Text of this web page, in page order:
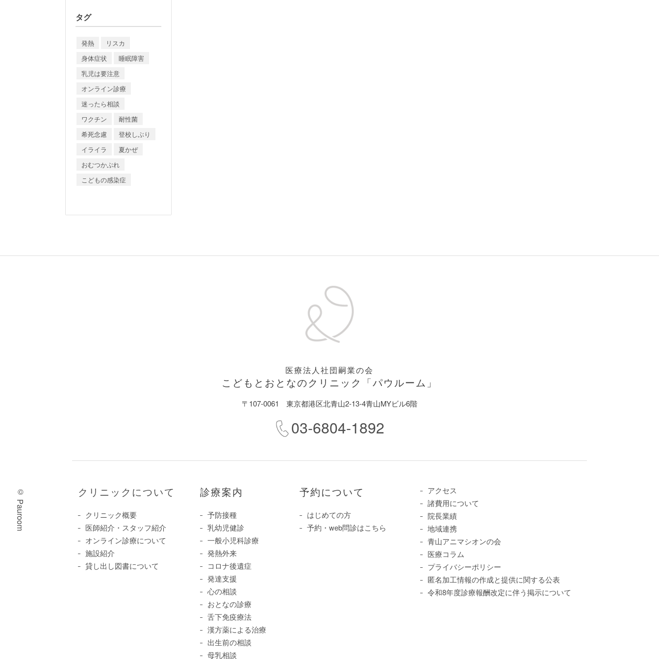
タグ
発熱
リスカ
身体症状
睡眠障害
乳児は要注意
オンライン診療
迷ったら相談
ワクチン
耐性菌
希死念慮
登校しぶり
イライラ
夏かぜ
おむつかぶれ
こどもの感染症
医療法人社団嗣業の会
こどもとおとなのクリニック 「パウルーム」
〒107-0061 東京都港区北青山2-13-4青山MYビル6階
03-6804-1892
© Pauroom クリニックについて
クリニック概要
医師紹介・スタッフ紹介
オンライン診療について
施設紹介
貸し出し図書について
診療案内
予防接種
乳幼児健診
一般小児科診療
発熱外来
コロナ後遺症
発達支援
心の相談
おとなの診療
舌下免疫療法
漢方薬による治療
出生前の相談
母乳相談
予約について
はじめての方
予約・web問診はこちら
アクセス
諸費用について
院長業績
地域連携
青山アニマシオンの会
医療コラム
プライバシーポリシー
匿名加工情報の作成と提供に関する公表
令和8年度診療報酬改定に伴う掲示について